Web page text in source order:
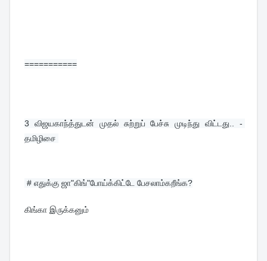
===========
3 விஜயகாந்த்துடன் முதல் சுற்றுப் பேச்சு முடிந்து விட்டது.. -
தமிழிசை
# எதுக்கு ஜா"கிங்"போய்க்கிட்டே பேசலாம்கறீங்க?
கிங்கா இருக்கனும்